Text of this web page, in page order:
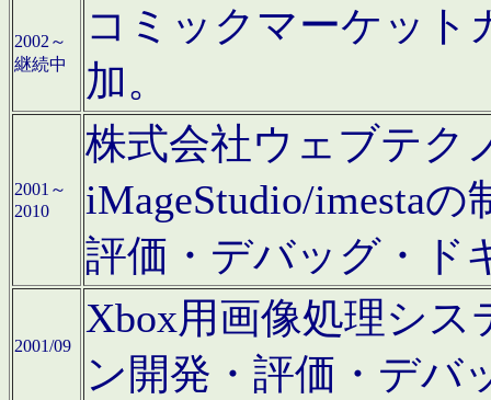
2002～
継続中
コミックマーケット
加。
2001～
2010
株式会社ウェブテク
iMageStudio/imesta
評価・デバッグ・ド
2001/09
Xbox用画像処理シ
ン開発・評価・デバ